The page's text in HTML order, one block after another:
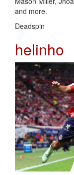
and more.
Deadspin
helinho